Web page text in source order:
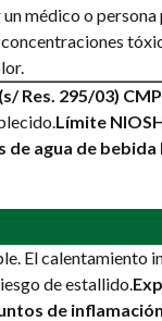
médico o persona
Res. 295/03)
Límite
de agua de bebida
El calentamiento
de estallido.
de